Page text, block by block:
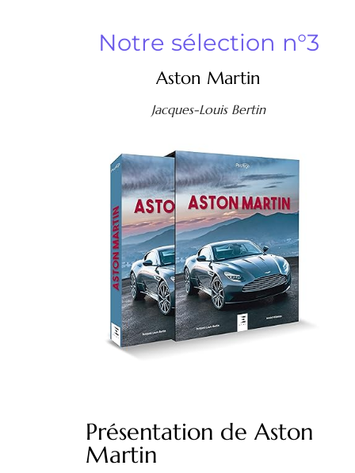
Notre sélection n°3
Aston Martin
Jacques-Louis Bertin
Présentation de Aston
Martin